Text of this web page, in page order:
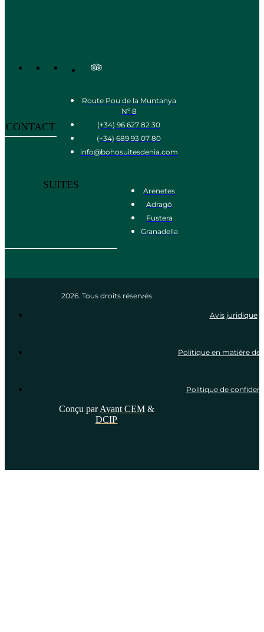
CONTACT
Route Pou de la Muntanya
Nº 8
(+34) 96 627 82 30
(+34) 689 93 07 80
info@bohosuitesdenia.com
SUITES
Arenetes
Adragó
Fustera
Granadella
2026. Tous droits réservés
Avis juridique
Politique en matière de
Politique de
Conçu parAvant CEM &
DCIP